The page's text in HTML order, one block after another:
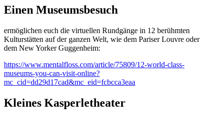
Einen Museumsbesuch
ermöglichen euch die virtuellen Rundgänge in 12 berühmten
Kulturstätten auf der ganzen Welt, wie dem Pariser Louvre oder
dem New Yorker Guggenheim:
https://www.mentalfloss.com/article/75809/12-world-class-
museums-you-can-visit-online?
mc_cid=dd29d17cad&mc_eid=fcbcca3eaa
Kleines Kasperletheater